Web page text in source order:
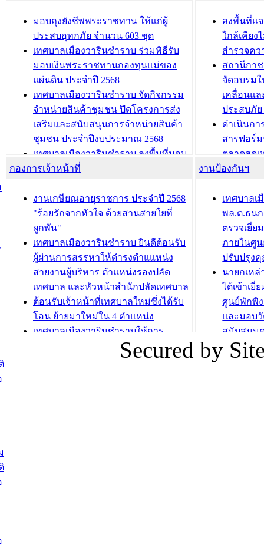
บทความ อื่นๆ ...
เทศบาลเมืองวารินชำราบ ร่วมการ
ประชุมวิชาการระดับนานาชาติและ
นิทรรศการด้านนวัตกรรมท้องถิ่น 2568
และรับรางวัลทีมนักวิจัยดีเด่นจาก
นวัตกรรมโครงการทะเบียนภาษีป้าย
ประชุมผู้เช่าอาคารพาณิชย์ บริเวณ
ถนนเกษมสุขและถนนประทุมเทพภักดี
บทความ อื่นๆ ...
เทศบาล
รับฟังคว
ผังเมือง
วารินชำ
เทศบาล
ซักซ้อมแ
ประโยช
บทความ อื่นๆ ...
มอบถุงยังชีพพระราชทาน ให้แก่ผู้
ประสบอุทกภัย จำนวน 603 ชุด
เทศบาลเมืองวารินชำราบ ร่วมพิธีรับ
มอบเงินพระราชทานกองทุนแม่ของ
แผ่นดิน ประจำปี 2568
เทศบาลเมืองวารินชำราบ จัดกิจกรรม
จำหน่ายสินค้าชุมชน ปิดโครงการส่ง
เสริมและสนับสนุนการจำหน่ายสินค้า
ชุมชน ประจำปีงบประมาณ 2568
เทศบาลเมืองวารินชำราบ ลงพื้นที่มอบ
น้ำดื่มแก่ผู้พักอาศัย ณ ศูนย์พักพิง
กองสวัสดิการสังคม เทศบาลเมือง
วารินชำราบ จัดโครงการอบรมอาชีพ
ระยะสั้น ประจำปี 2568 (หลักสูตรการ
ถักทอผลิตภัณฑ์จากถุงพลาสติก)
บทความ อื่นๆ ...
ลงพื้นที่แ
ใกล้เคียง
สำรวจค
สถานีกา
จัดอบรม
เคลื่อนแ
ประสบภั
ดำเนินกา
สารฟอร์
ตลาดสดเ
วารินชำร
ถนนแก่เ
เด็กเล็ก
เทศบาลเ
ปรึกษาห
วัยของอ
บทความ อื่นๆ ...
กองการเจ้าหน้าที่
งานเกษียณอายุราชการ ประจำปี 2568
"ร้อยรักจากหัวใจ ด้วยสานสายใยที่
ผูกพัน"
เทศบาลเมืองวารินชำราบ ยินดีต้อนรับ
ผู้ผ่านการสรรหาให้ดำรงตำแแหน่ง
สายงานผู้บริหาร ตำแหน่งรองปลัด
เทศบาล และหัวหน้าสำนักปลัดเทศบาล
ต้อนรับเจ้าหน้าที่เทศบาลใหม่ซึ่งได้รับ
โอน ย้ายมาใหม่ใน 4 ตำแหน่ง
เทศบาลเมืองวารินชำราบให้การ
ต้อนรับพนักงานเทศบาลผู้ผ่านการ
สรรหาให้ดำรงตำแหน่งสายงานผู้
งานป้องกันฯ
เทศบาลเ
พล.ต.ธน
ตรวจเยี่ย
ภายในศู
ปรับปรุง
นายกเห
ได้เข้าเยี่
ศูนย์พักพิ
และมอบ
สนับสนุน
ภัยน้ำท่วม
ภาพบรร
Secured by